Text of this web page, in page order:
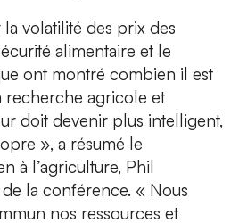
volatilité des prix des
alimentaire et le
ont montré combien il est
recherche agricole et
doit devenir plus intelligent,
», a résumé le
à l’agriculture, Phil
la conférence. « Nous
nos ressources et